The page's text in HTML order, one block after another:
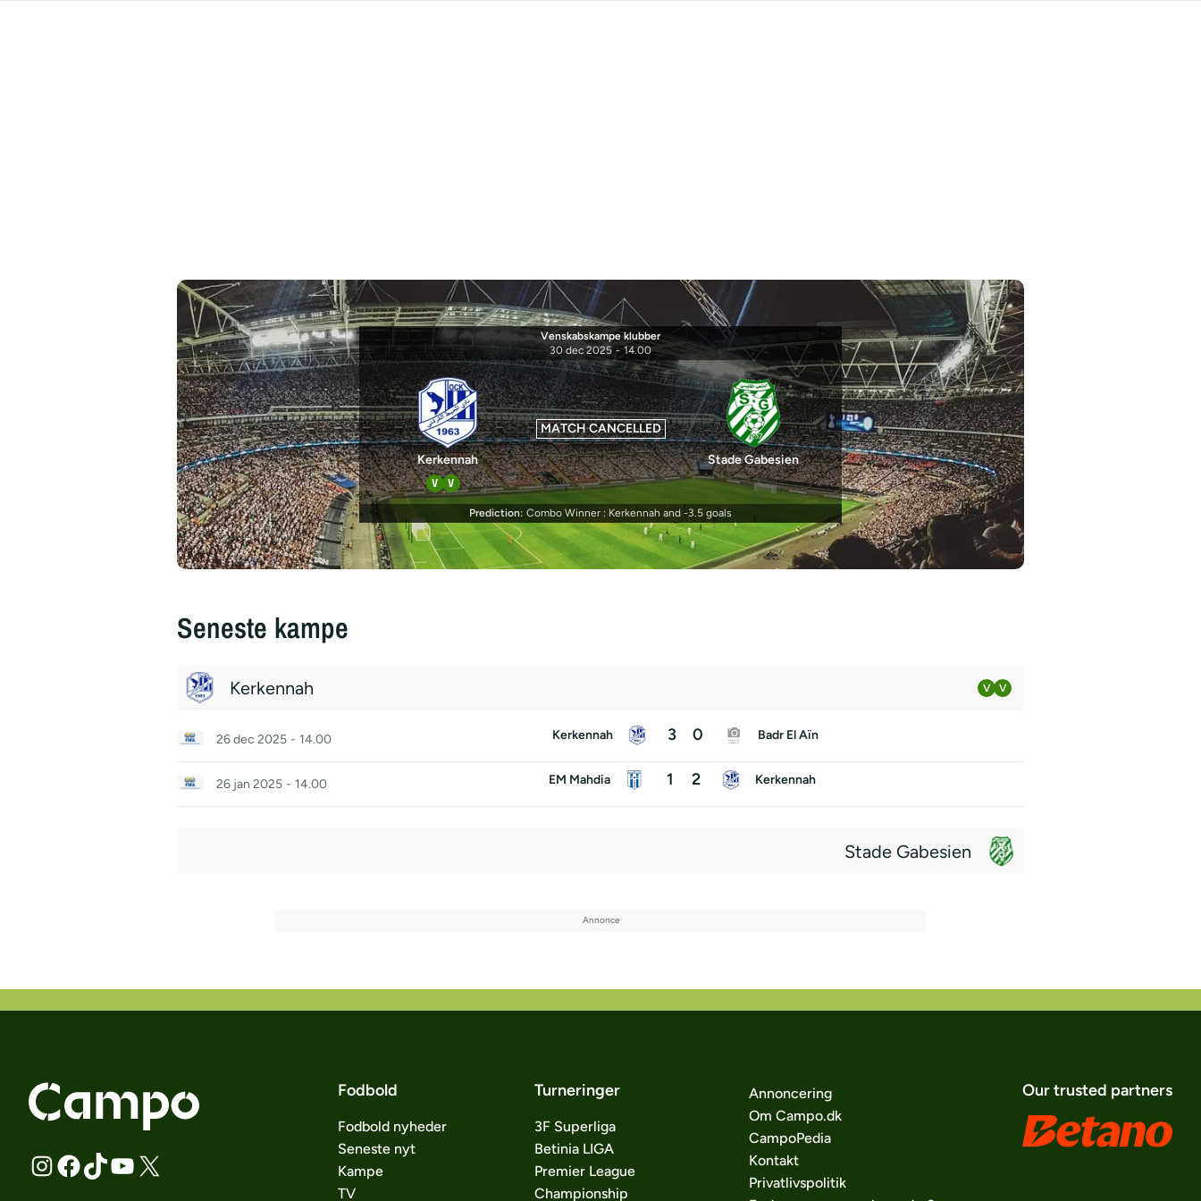
Venskabskampe klubber
30 dec 2025 - 14.00
Kerkennah
V V
MATCH CANCELLED
Stade Gabesien
Prediction: Combo Winner : Kerkennah and -3.5 goals
Seneste kampe
Kerkennah V V
26 dec 2025 - 14.00 Kerkennah 3 0 Badr El Aïn
26 jan 2025 - 14.00 EM Mahdia 1 2 Kerkennah
Stade Gabesien
Fodbold
Fodbold nyheder
Seneste nyt
Kampe
TV
Turneringer
3F Superliga
Betinia LIGA
Premier League
Championship
Annoncering
Om Campo.dk
CampoPedia
Kontakt
Privatlivspolitik
Our trusted partners